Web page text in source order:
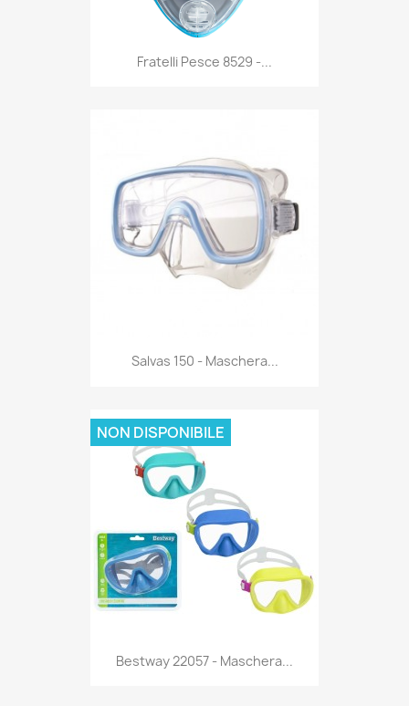
Anteprima
Fratelli Pesce 8529 -...
Anteprima
Salvas 150 - Maschera...
Anteprima
Bestway 22057 - Maschera...
NON DISPONIBILE